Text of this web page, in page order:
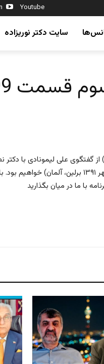
Youtube
سایت دکتر نوریزاده
قسمت 99
گفتگوی علی لیمونادی با دکتر
(اردیبهشت ۱۲۹۲ برابر با ۱۹۱۳ (میلادی) در تهران – ۱۲